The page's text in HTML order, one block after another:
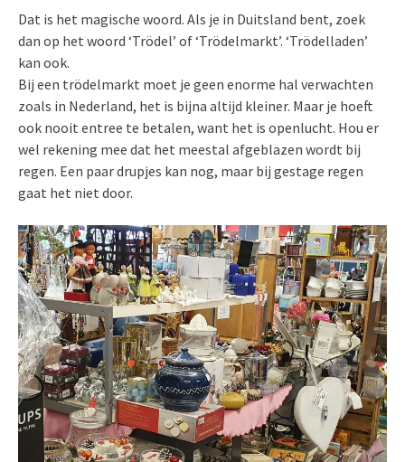
Dat is het magische woord. Als je in Duitsland bent, zoek
dan op het woord ‘Trödel’ of ‘Trödelmarkt’. ‘Trödelladen’
kan ook.
Bij een trödelmarkt moet je geen enorme hal verwachten
zoals in Nederland, het is bijna altijd kleiner. Maar je hoeft
ook nooit entree te betalen, want het is openlucht. Hou er
wel rekening mee dat het meestal afgeblazen wordt bij
regen. Een paar drupjes kan nog, maar bij gestage regen
gaat het niet door.